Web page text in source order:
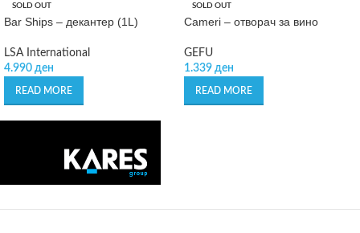
SOLD OUT
Bar Ships – декантер (1L)
LSA International
4.990 ден
READ MORE
SOLD OUT
Cameri – отворач за вино
GEFU
1.339 ден
READ MORE